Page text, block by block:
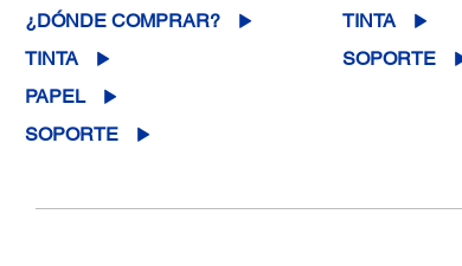
¿DÓNDE COMPRAR?
TINTA
PAPEL
SOPORTE
TINTA
SOPORTE